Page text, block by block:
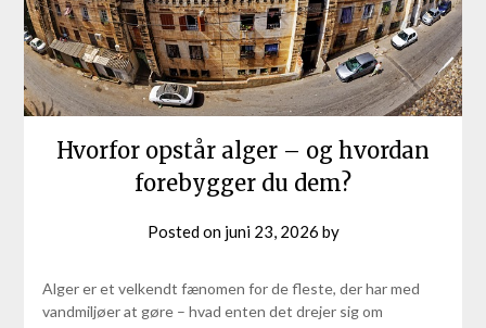
Hvorfor opstår alger – og hvordan
forebygger du dem?
Posted on juni 23, 2026 by
Alger er et velkendt fænomen for de fleste, der har med
vandmiljøer at gøre – hvad enten det drejer sig om